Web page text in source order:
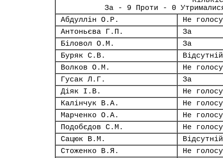
За - 9 Проти - 0
Абдуллін О.Р.
Не
Антоньєва Г.П.
За
Біловол О.М.
За
Буряк С.В.
Відсутній
Волков О.М.
Не
Гусак Л.Г.
За
Діяк І.В.
Не
Калінчук В.А.
Не
Марченко О.А.
Не
Подобєдов С.М.
Не
Сацюк В.М.
Відсутній
Стоженко В.Я.
Не